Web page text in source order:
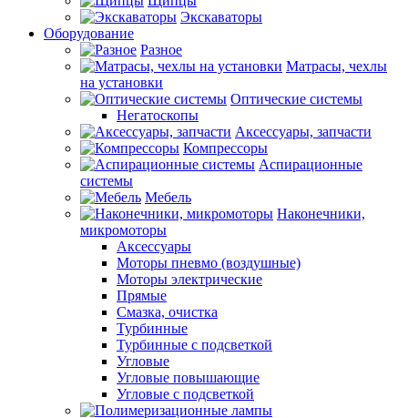
Экскаваторы
Оборудование
Разное
Матрасы, чехлы
на установки
Оптические системы
Негатоскопы
Аксессуары, запчасти
Компрессоры
Аспирационные
системы
Мебель
Наконечники,
микромоторы
Аксессуары
Моторы пневмо (воздушные)
Моторы электрические
Прямые
Смазка, очистка
Турбинные
Турбинные с подсветкой
Угловые
Угловые повышающие
Угловые с подсветкой